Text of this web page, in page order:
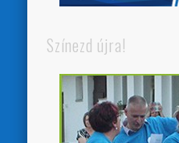
Színezd újra!